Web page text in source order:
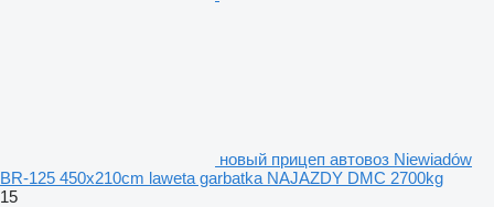
новый прицеп автовоз Niewiadów
BR-125 450x210cm laweta garbatka NAJAZDY DMC 2700kg
15